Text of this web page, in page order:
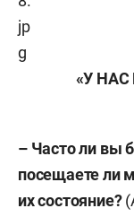
«У
– Часто ли вы
посещаете ли
их состояние?